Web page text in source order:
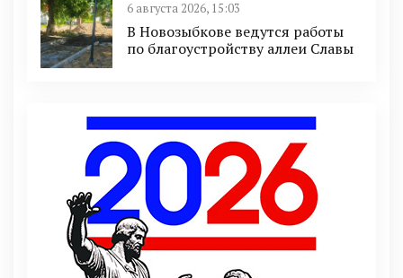
6 августа 2026, 15:03
В Новозыбкове ведутся работы
по благоустройству аллеи Славы